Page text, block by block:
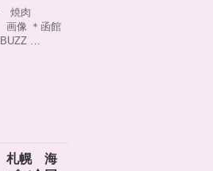
焼肉
像 ＊函館
…
札幌 海